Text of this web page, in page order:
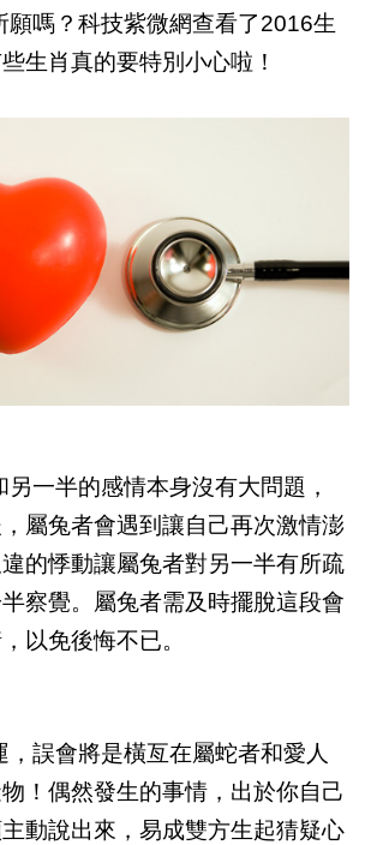
願嗎？科技紫微網查看了2016生
生肖真的要特別小心啦！
一半的感情本身沒有大問題，
屬兔者會遇到讓自己再次激情澎
的悸動讓屬兔者對另一半有所疏
察覺。屬兔者需及時擺脫這段會
以免後悔不已。
誤會將是橫亙在屬蛇者和愛人
！偶然發生的事情，出於你自己
動說出來，易成雙方生起猜疑心